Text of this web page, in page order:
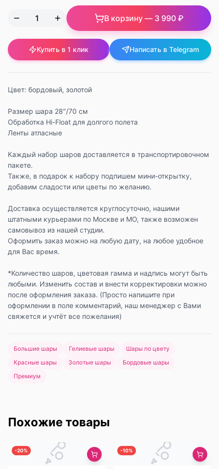
В корзину — 3 990 ₽
Купить в 1 клик Написать в Telegram
Цвет: бордовый, золотой
Размер шара 28″/70 см
Обработка Hi-Float для долгого полета
Ленты атласные
Каждый набор шаров доставляется в транспортировочном
пакете.
Также, в подарок к набору подпишем мини-открытку,
добавим сладости или цветы по желанию.
Доставка осуществляется круглосуточно, нашими
штатными курьерами по Москве и МО, также возможен
самовывоз из нашей студии.
Оформить заказ можно на любую дату, на любое удобное
для Вас время.
*Количество шаров, цветовая гамма и надпись могут быть
любыми. Изменить состав и внести корректировки можно
после оформления заказа. (Просто напишите при
оформлении в поле комментарий, наш менеджер с Вами
свяжется и учтёт все пожелания)
Большие шары Гелиевые шары
Шары по цвету
Красные шары
Золотые шары
Бордовые шары
Премиум
Похожие товары
-20% -10%